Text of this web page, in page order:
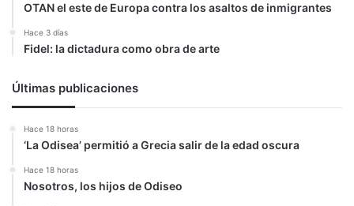
OTAN el este de Europa contra los asaltos de inmigrantes
Hace 3 días
Fidel: la dictadura como obra de arte
Últimas publicaciones
Hace 18 horas
‘La Odisea’ permitió a Grecia salir de la edad oscura
Hace 18 horas
Nosotros, los hijos de Odiseo